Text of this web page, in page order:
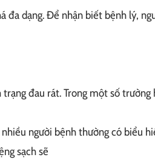
đa dạng. Để nhận biết bệnh lý,
đau rát. Trong một số trường
người bệnh thường có biểu
sạch sẽ